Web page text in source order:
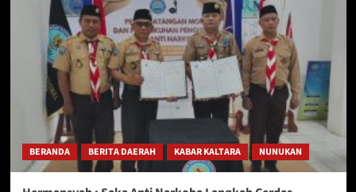
BERANDA BERITA DAERAH KABAR KALTARA NUNUKAN